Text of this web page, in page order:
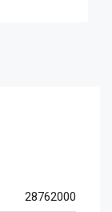
28762000